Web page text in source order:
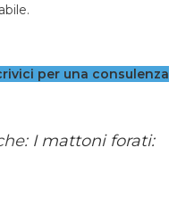
per una consulenza
I mattoni forati: